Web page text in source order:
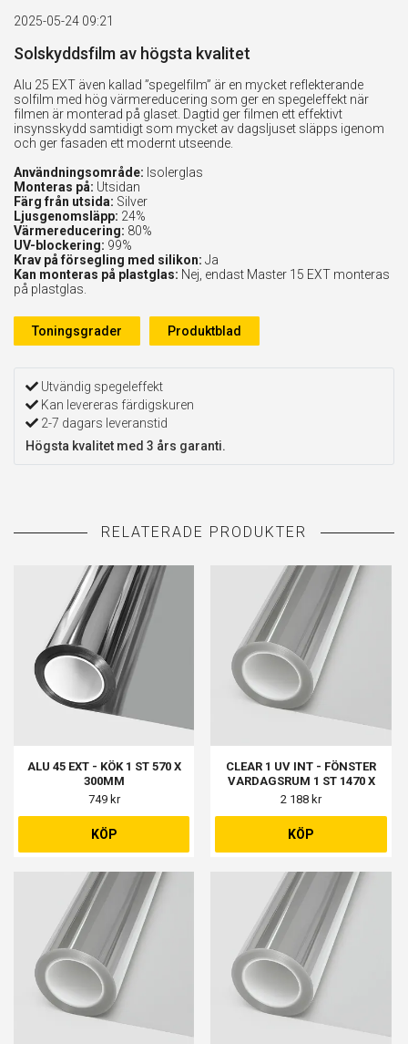
2025-05-24 09:21
Solskyddsfilm av högsta kvalitet
Alu 25 EXT även kallad ”spegelfilm” är en mycket reflekterande
solfilm med hög värmereducering som ger en spegeleffekt när
filmen är monterad på glaset. Dagtid ger filmen ett effektivt
insynsskydd samtidigt som mycket av dagsljuset släpps igenom
och ger fasaden ett modernt utseende.
Användningsområde: Isolerglas
Monteras på: Utsidan
Färg från utsida: Silver
Ljusgenomsläpp: 24%
Värmereducering: 80%
UV-blockering: 99%
Krav på försegling med silikon: Ja
Kan monteras på plastglas: Nej, endast Master 15 EXT monteras
på plastglas.
Toningsgrader Produktblad
Utvändig spegeleffekt
Kan levereras färdigskuren
2-7 dagars leveranstid
Högsta kvalitet med 3 års garanti.
ALU 45 EXT - KÖK 1 ST 570 X
300MM
749 kr
KÖP
CLEAR 1 UV INT - FÖNSTER
VARDAGSRUM 1 ST 1470 X
1770MM, BALKONGDÖRREN 1
2 188 kr
KÖP